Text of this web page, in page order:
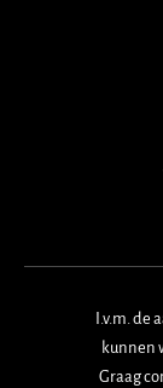
I.v.m.
kunnen
Graag